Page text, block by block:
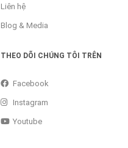
Liên hệ
Blog & Media
THEO DÕI CHÚNG TÔI TRÊN
Facebook
Instagram
Youtube